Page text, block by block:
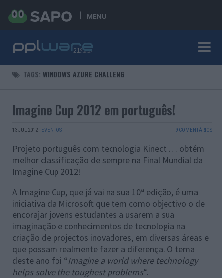
MENU
TAGS: WINDOWS AZURE CHALLENG
Imagine Cup 2012 em português!
13 JUL 2012 · EVENTOS 9 COMENTÁRIOS
Projeto português com tecnologia Kinect … obtém
melhor classificação de sempre na Final Mundial da
Imagine Cup 2012!
A Imagine Cup, que já vai na sua 10ª edição, é uma
iniciativa da Microsoft que tem como objectivo o de
encorajar jovens estudantes a usarem a sua
imaginação e conhecimentos de tecnologia na
criação de projectos inovadores, em diversas áreas e
que possam realmente fazer a diferença. O tema
deste ano foi “Imagine a world where technology
helps solve the toughest problems“.